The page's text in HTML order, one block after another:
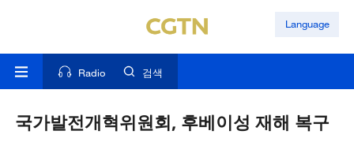
Language
Radio 검색
국가발전개혁위원회, 후베이성 재해 복구